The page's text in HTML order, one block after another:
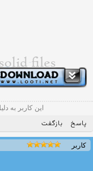
این کاربر به
پاسخ بازگفت
کاربر